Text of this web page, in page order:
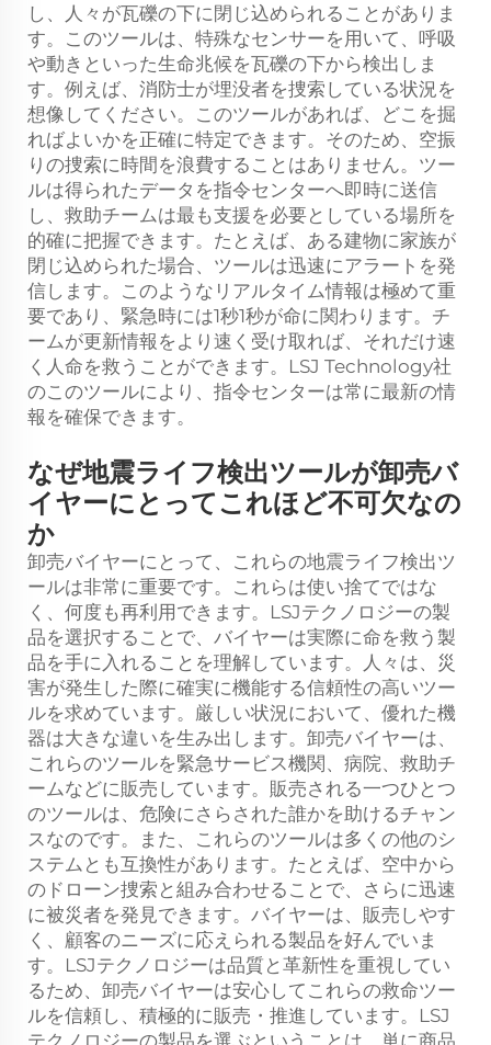
し、人々が瓦礫の下に閉じ込められることがありま
す。このツールは、特殊なセンサーを用いて、呼吸
や動きといった生命兆候を瓦礫の下から検出しま
す。例えば、消防士が埋没者を捜索している状況を
想像してください。このツールがあれば、どこを掘
ればよいかを正確に特定できます。そのため、空振
りの捜索に時間を浪費することはありません。ツー
ルは得られたデータを指令センターへ即時に送信
し、救助チームは最も支援を必要としている場所を
的確に把握できます。たとえば、ある建物に家族が
閉じ込められた場合、ツールは迅速にアラートを発
信します。このようなリアルタイム情報は極めて重
要であり、緊急時には1秒1秒が命に関わります。チ
ームが更新情報をより速く受け取れば、それだけ速
く人命を救うことができます。LSJ Technology社
のこのツールにより、指令センターは常に最新の情
報を確保できます。
なぜ地震ライフ検出ツールが卸売バ
イヤーにとってこれほど不可欠なの
か
卸売バイヤーにとって、これらの地震ライフ検出ツ
ールは非常に重要です。これらは使い捨てではな
く、何度も再利用できます。LSJテクノロジーの製
品を選択することで、バイヤーは実際に命を救う製
品を手に入れることを理解しています。人々は、災
害が発生した際に確実に機能する信頼性の高いツー
ルを求めています。厳しい状況において、優れた機
器は大きな違いを生み出します。卸売バイヤーは、
これらのツールを緊急サービス機関、病院、救助チ
ームなどに販売しています。販売される一つひとつ
のツールは、危険にさらされた誰かを助けるチャン
スなのです。また、これらのツールは多くの他のシ
ステムとも互換性があります。たとえば、空中から
のドローン捜索と組み合わせることで、さらに迅速
に被災者を発見できます。バイヤーは、販売しやす
く、顧客のニーズに応えられる製品を好んでいま
す。LSJテクノロジーは品質と革新性を重視してい
るため、卸売バイヤーは安心してこれらの救命ツー
ルを信頼し、積極的に販売・推進しています。LSJ
テクノロジーの製品を選ぶということは、単に商品